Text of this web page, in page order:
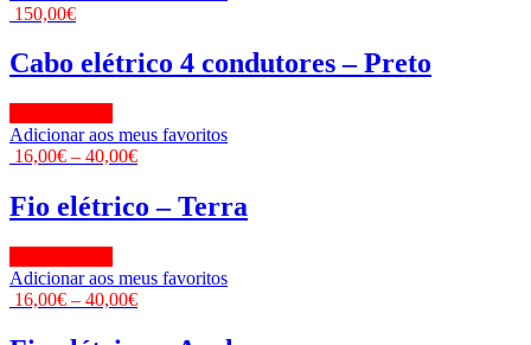
150,00€
Cabo elétrico 4 condutores – Preto
Adicionar aos meus favoritos
16,00€ – 40,00€
Fio elétrico – Terra
Adicionar aos meus favoritos
16,00€ – 40,00€